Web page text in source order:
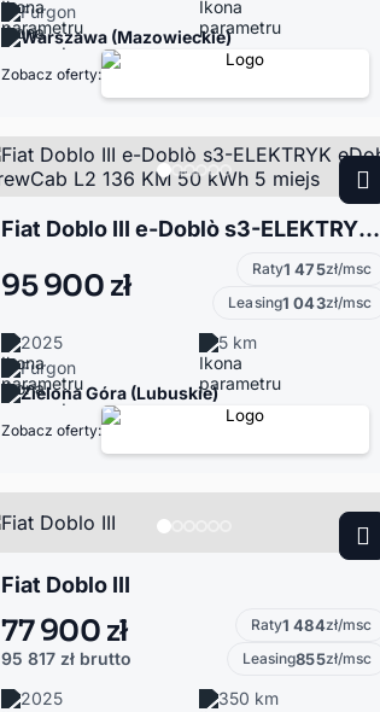
Furgon
Warszawa (Mazowieckie)
Zobacz oferty:
Fiat Doblo III e-Doblò s3-ELEKTRYK eDoblo CrewCab L2 136 KM 50 kWh 5 miejs
95 900 zł Raty1 475zł/msc
Leasing1 043zł/msc
2025
5 km
Furgon
Zielona Góra (Lubuskie)
Zobacz oferty:
Fiat Doblo III
77 900 zł
95 817 zł brutto
Raty1 484zł/msc
Leasing855zł/msc
2025
350 km